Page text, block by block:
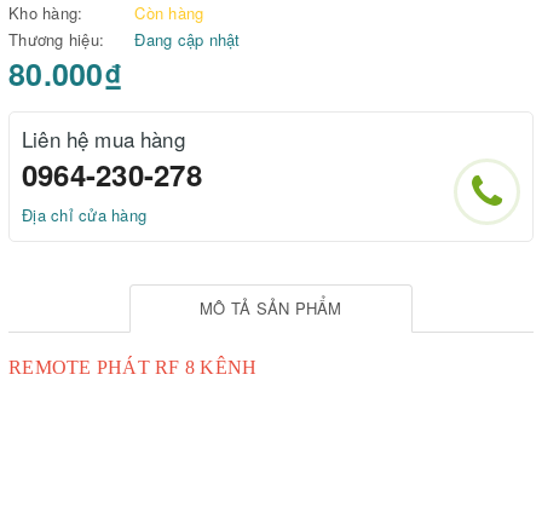
Kho hàng:
Còn hàng
Thương hiệu:
Đang cập nhật
80.000₫
Liên hệ mua hàng
0964-230-278
Địa chỉ cửa hàng
MÔ TẢ SẢN PHẨM
REMOTE PHÁT RF 8 KÊNH